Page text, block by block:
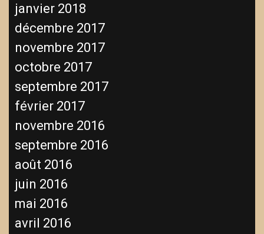
janvier 2018
décembre 2017
novembre 2017
octobre 2017
septembre 2017
février 2017
novembre 2016
septembre 2016
août 2016
juin 2016
mai 2016
avril 2016